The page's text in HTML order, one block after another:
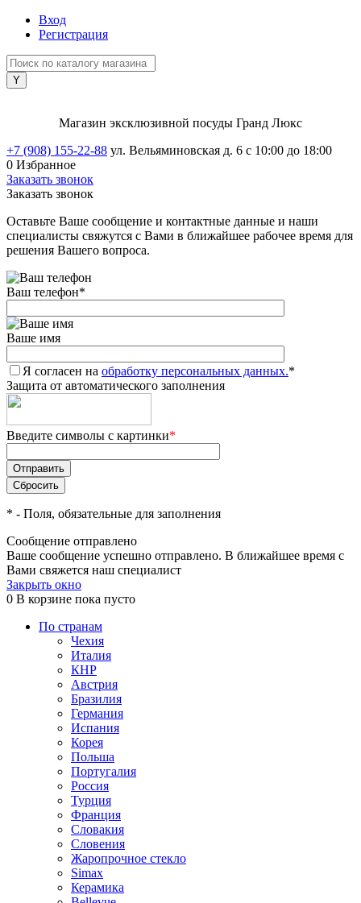
Вход
Регистрация
Магазин эксклюзивной посуды Гранд Люкс
+7 (908) 155-22-88 ул. Вельяминовская д. 6 с 10:00 до 18:00
0 Избранное
Заказать звонок
Заказать звонок
Оставьте Ваше сообщение и контактные данные и наши
специалисты свяжутся с Вами в ближайшее рабочее время для
решения Вашего вопроса.
Ваш телефон*
Ваше имя
Я согласен на обработку персональных данных.*
Защита от автоматического заполнения
Введите символы с картинки*
* - Поля, обязательные для заполнения
Сообщение отправлено
Ваше сообщение успешно отправлено. В ближайшее время с
Вами свяжется наш специалист
Закрыть окно
0 В корзине пока пусто
По странам
Чехия
Италия
КНР
Австрия
Бразилия
Германия
Испания
Корея
Польша
Португалия
Россия
Турция
Франция
Словакия
Словения
Жаропрочное стекло
Simax
Керамика